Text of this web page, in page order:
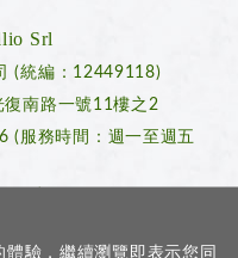
驗，繼續瀏覽即表示您同
Srl
(統編：12449118)
南路一號11樓之2
(服務時間：週一至週五